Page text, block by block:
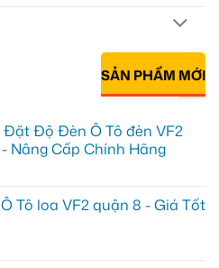
SẢN PHẨM MỚI
Đặt Độ Đèn Ô Tô đèn VF2
Nâng Cấp Chính Hãng
Tô loa VF2 quận 8 - Giá Tốt